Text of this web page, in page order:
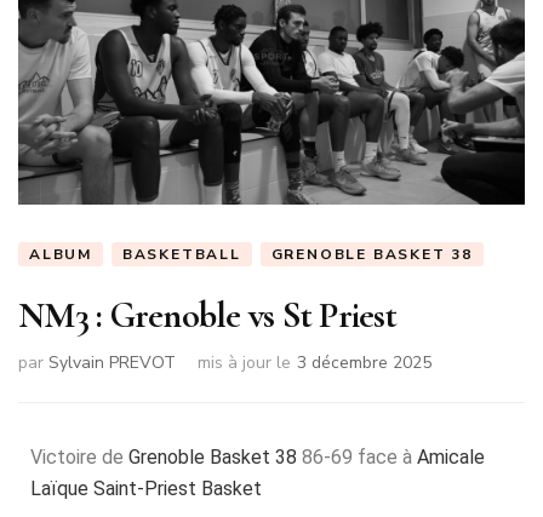
ALBUM BASKETBALL GRENOBLE BASKET 38
NM3 : Grenoble vs St Priest
par Sylvain PREVOT mis à jour le 3 décembre 2025
Victoire de Grenoble Basket 38 86-69 face à Amicale
Laïque Saint-Priest Basket